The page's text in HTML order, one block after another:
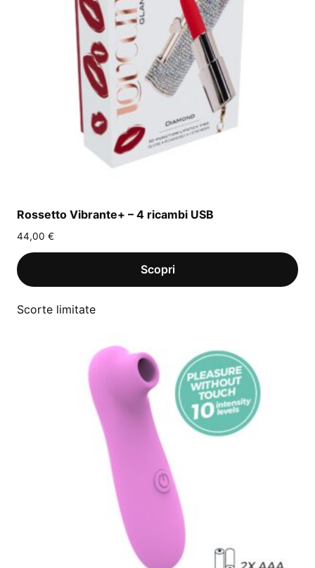
Rossetto Vibrante+ – 4 ricambi USB
44,00 €
Scorte limitate